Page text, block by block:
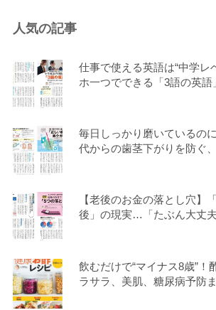
人気の記事
仕事で使える英語は“中学レ
ホ一つでできる「3語の英
毎日しっかり磨いているの
代からの歯茎下がりを防ぐ
【老後のお金の落とし穴】
後」の現実…「たぶん大丈
飲むだけで“マイナス8歳”！
ラサラ、美肌、糖尿病予防